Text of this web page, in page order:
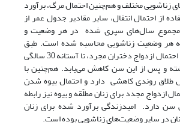
زناشویی مختلف و هم‌چنین احتمال مرگ، برآورد
از احتمال انتقال، سایر مقادیر جدول عمر از
مجموع سال‌های سپری شده در هر وضعیت و
هر وضعیت زناشویی محاسبه شده است. طبق
نتایج به‌دست‌آمده، احتمال ازدواج دختران مجرد، تا آستانه 30 سالگی
و پس از این سن کاهش می‌یابد. هم‌چنین با
طلاق روندی کاهشی دارد و احتمال بیوه شدن
ازدواج مجدد برای زنان مطلّقه و بیوه نیز رابطه
سن دارد. امیدزندگی برآورد شده برای زنان
در سایر وضعیت‌های زناشویی بوده است.